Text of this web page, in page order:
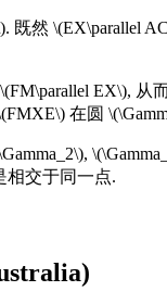
既然 \(EX\parallel
EX\), 从
在圆
相交于同一点.